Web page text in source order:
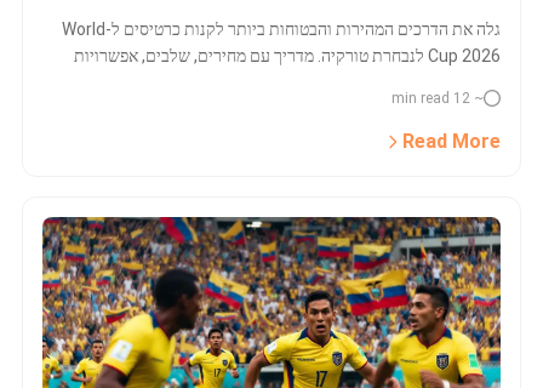
גלה את הדרכים המהירות והבטוחות ביותר לקנות כרטיסים ל-World
Cup 2026 לנבחרת טורקיה. מדריך עם מחירים, שלבים, אפשרויות
~ 12 min read
Read More